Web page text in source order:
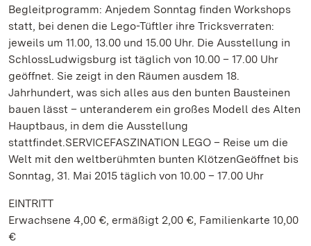
Begleitprogramm: Anjedem Sonntag finden Workshops
statt, bei denen die Lego-Tüftler ihre Tricksverraten:
jeweils um 11.00, 13.00 und 15.00 Uhr. Die Ausstellung in
SchlossLudwigsburg ist täglich von 10.00 – 17.00 Uhr
geöffnet. Sie zeigt in den Räumen ausdem 18.
Jahrhundert, was sich alles aus den bunten Bausteinen
bauen lässt – unteranderem ein großes Modell des Alten
Hauptbaus, in dem die Ausstellung
stattfindet.SERVICEFASZINATION LEGO – Reise um die
Welt mit den weltberühmten bunten KlötzenGeöffnet bis
Sonntag, 31. Mai 2015 täglich von 10.00 – 17.00 Uhr
EINTRITT
Erwachsene 4,00 €, ermäßigt 2,00 €, Familienkarte 10,00
€